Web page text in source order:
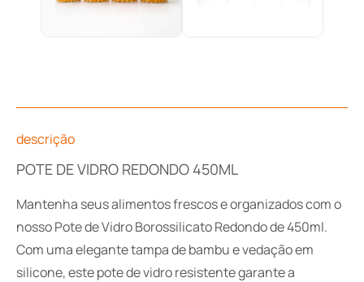
descrição
POTE DE VIDRO REDONDO 450ML
Mantenha seus alimentos frescos e organizados com o
nosso Pote de Vidro Borossilicato Redondo de 450ml.
Com uma elegante tampa de bambu e vedação em
silicone, este pote de vidro resistente garante a